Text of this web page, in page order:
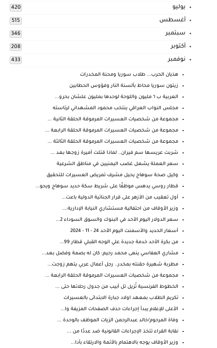
يوليو 420
أغسطس 515
سبتمبر 346
أكتوبر 208
نوفمبر 433
هذيان الحرب... طلاب سوريا ومحنة المخدرات
زيتون سوريا محاط بألسنة النار وفؤوس الحطابين
العربية ب ٦ مليون واللوحة لوحدها بمليون علشان بحرو...
مجلس النواب العراقي ينتخب محمود المشهداني لرئاسته
مجموعة من شخصيات العسيرات المرموقة الحلقة الثانية ...
مجموعة من شخصيات العسيرات المرموقة الحلقة الرابعة ...
مجموعة من شخصيات العسيرات المرموقة الحلقة الثالثة ...
شربت عريسها سم فيران.. لماذا قتلت أميرة زوجها بعد ...
سعر العملة يشعل غضب اليمنيين في مناطق الشرعية
وكيل صحة سوهاج يحيل مشرف تمريض العسيرات للتحقيق
قطار روسي يدهس موظفًا على شريط سكة حديد سوهاج ويحو...
أول تعقيب من الأزهر على قرار الجنائية الدولية باعت...
وزير الأوقاف من احتفالية مستشاري النيابة الإدارية:...
سعر الدولار اليوم الأحد في البنوك والسوق السوداء 2...
أسعار الحديد والأسمنت اليوم الأحد 24 - 11 - 2024
من بكرة الأحد خدمة جديدة علي الوجه القبلي قطار 99...
مشاري العفاسي ينعى محمد رحيم: كان له بصمة وفضل بعد...
مطربة شهيرة حقنته بمخدر.. رجل أعمال عربي يتهم زوجت...
مجموعة من شخصيات العسيرات المرموقة الحلقة الرابعة ...
الخطوط الفرنسية تُزيل تل أبيب من جدول رحلاتها حتى ...
تكريم الطلاب بمعهد اولاد جبارة الابتدائى بالعسيرات
الأعلى للإعلام يبدأ إجراءات حذف الصفحات المزيفة وا...
وفاة المرحوم/خالد عبدالرحمن الزيات الموظف بالوحدة ...
نقابة القراء تتخذ الإجراءات القانونية ضد عددًا من ...
وزير الأوقاف يوجه بالاهتمام بالأئمة والارتقاء بأدا...